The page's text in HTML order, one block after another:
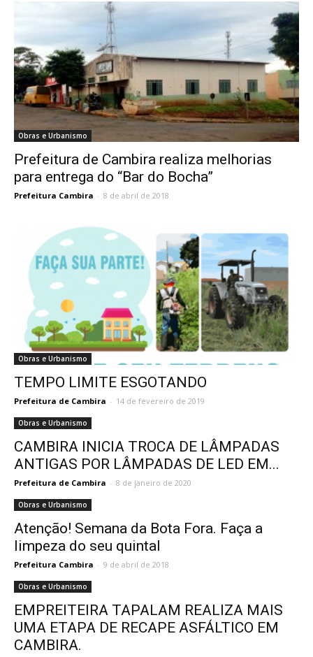
Obras e Urbanismo
Prefeitura de Cambira realiza melhorias
para entrega do “Bar do Bocha”
Prefeitura Cambira - 8 de abril de 2018
Obras e Urbanismo
TEMPO LIMITE ESGOTANDO
Prefeitura de Cambira - 14 de fevereiro de 2019
Obras e Urbanismo
CAMBIRA INICIA TROCA DE LÂMPADAS
ANTIGAS POR LÂMPADAS DE LED EM...
Prefeitura de Cambira - 8 de janeiro de 2020
Obras e Urbanismo
Atenção! Semana da Bota Fora. Faça a
limpeza do seu quintal
Prefeitura Cambira - 9 de abril de 2018
Obras e Urbanismo
EMPREITEIRA TAPALAM REALIZA MAIS
UMA ETAPA DE RECAPE ASFÁLTICO EM
CAMBIRA.